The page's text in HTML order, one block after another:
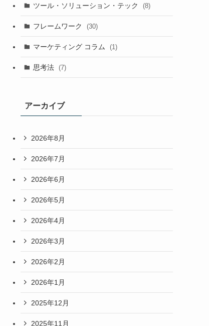
ツール・ソリューション・テック (8)
フレームワーク (30)
マーケティング コラム (1)
思考法 (7)
アーカイブ
2026年8月
2026年7月
2026年6月
2026年5月
2026年4月
2026年3月
2026年2月
2026年1月
2025年12月
2025年11月